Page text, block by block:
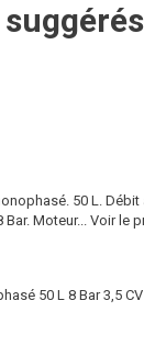
50 L.
Moteur... Voir le
50 L 8 Bar 3,5 CV